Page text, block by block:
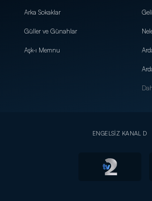
Arka Sokaklar
Güller ve Günahlar
Aşk-ı Memnu
ENGELSİZ KANAL D